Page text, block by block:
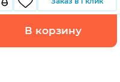
В корзину